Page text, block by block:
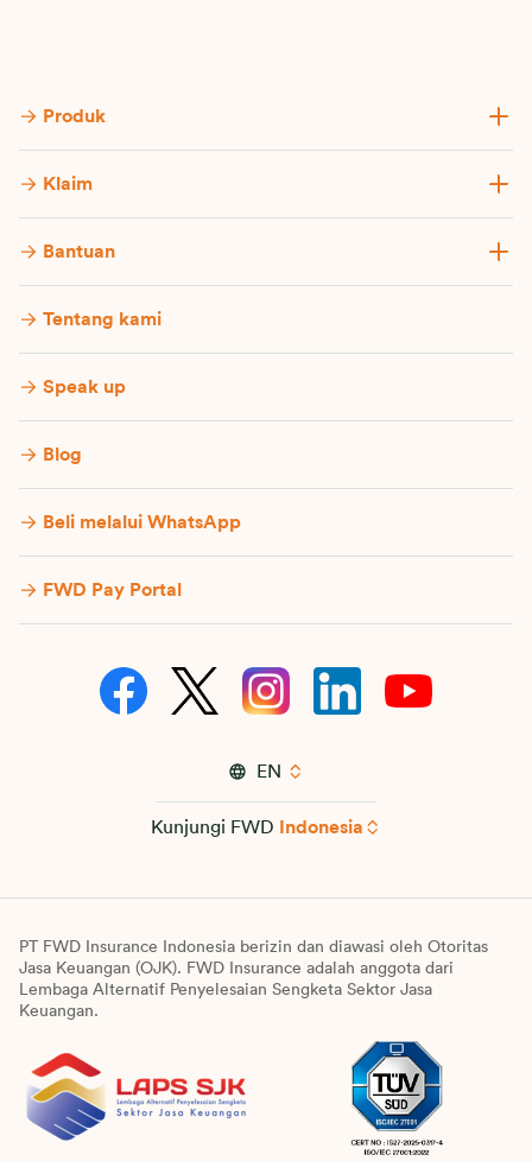
Produk
Klaim
Bantuan
Tentang kami
Speak up
Blog
Beli melalui WhatsApp
FWD Pay Portal
EN
Kunjungi FWD Indonesia
PT FWD Insurance Indonesia berizin dan diawasi oleh Otoritas
Jasa Keuangan (OJK). FWD Insurance adalah anggota dari
Lembaga Alternatif Penyelesaian Sengketa Sektor Jasa
Keuangan.